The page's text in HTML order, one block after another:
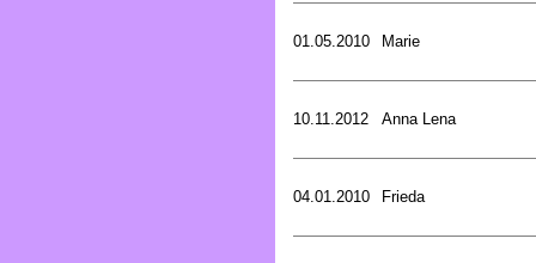
01.05.2010 Marie
10.11.2012 Anna Lena
04.01.2010 Frieda